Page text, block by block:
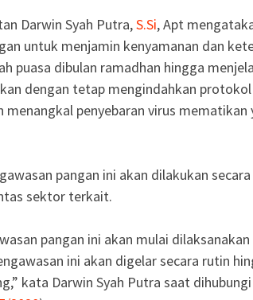
Darwin Syah Putra,S.Si, Apt
untuk menjamin kenyamanan dan
puasa dibulan ramadhan hingga
dengan tetap mengindahkan
menangkal penyebaran virus mematikan
pangan ini akan dilakukan
sektor terkait.
pangan ini akan mulai
ini akan digelar secara rutin
kata Darwin Syah Putra saat dihubungi